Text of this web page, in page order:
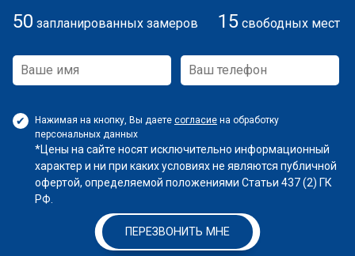
50 запланированных замеров 15 свободных мест
Нажимая на кнопку, Вы даете согласие на обработку
персональных данных
*Цены на сайте носят исключительно информационный
характер и ни при каких условиях не являются публичной
офертой, определяемой положениями Статьи 437 (2) ГК
РФ.
ПЕРЕЗВОНИТЬ МНЕ